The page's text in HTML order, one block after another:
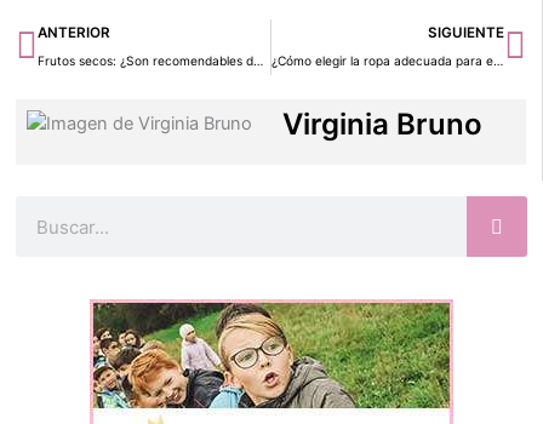
Ant
ANTERIOR
Frutos secos: ¿Son recomendables durante el embarazo?
SIGUIENTE
¿Cómo elegir la ropa adecuada para el bebé en la temporada de primavera-verano?
Virginia Bruno